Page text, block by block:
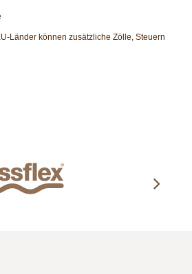
Zölle, Steuern